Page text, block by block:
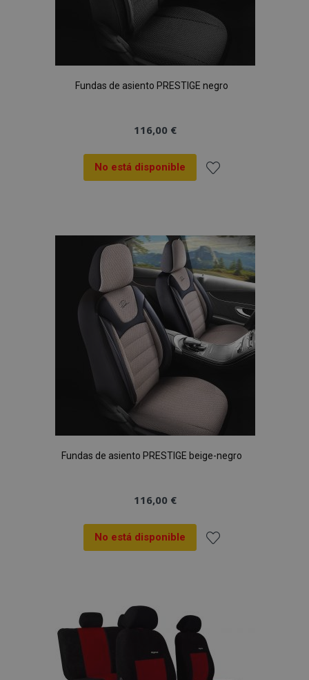
Fundas de asiento PRESTIGE negro
116,00 €
No está disponible
Lista
de
Deseos
Fundas de asiento PRESTIGE beige-negro
116,00 €
No está disponible
Lista
de
Deseos